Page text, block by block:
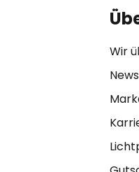
Wir